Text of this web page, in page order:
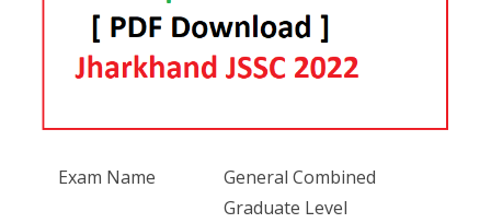
Exam Name
General Combined
Graduate Level